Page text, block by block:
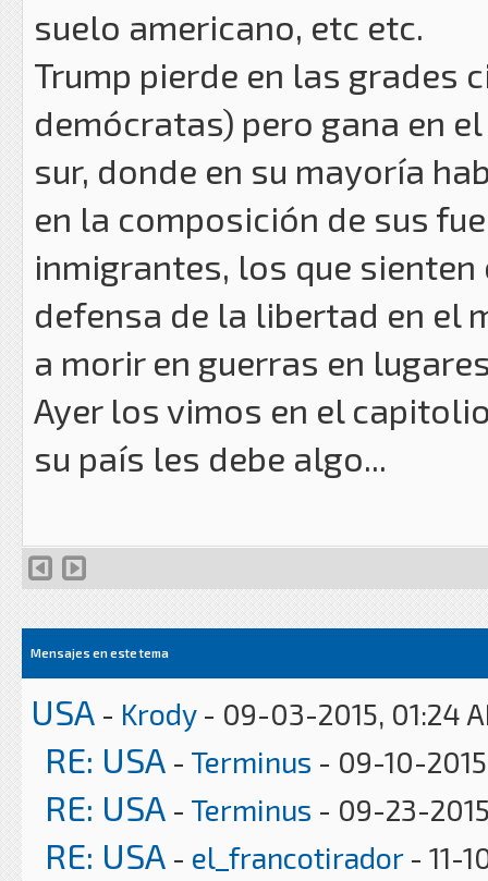
suelo americano, etc etc.
Trump pierde en las grades
demócratas) pero gana en
sur, donde en su mayoría
en la composición de sus
inmigrantes, los que
defensa de la libertad en el
a morir en guerras en
Ayer los vimos en el
su país les debe algo...
Mensajes en este tema
USA - Krody- 09-03-2015, 01:24
RE: USA - Terminus - 09-10-
RE: USA - Terminus - 09-23-
RE: USA - el_francotirador- 11-